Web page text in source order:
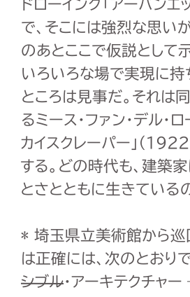
ドローイング「アーバンエ
で、そこには強烈な思い
のあとここで仮説として
いろいろな場で実現に持
ところは見事だ。それは
るミース・ファン・デル・
カイスクレーパー」（
する。どの時代も、建築
とさとともに生きている
* 埼玉県立美術館から巡
は正確には、次のとおりで
シブル・アーキテクチャ